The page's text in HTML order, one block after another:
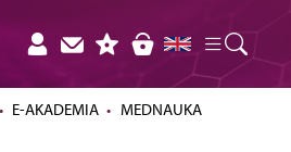
E-AKADEMIA MEDNAUKA